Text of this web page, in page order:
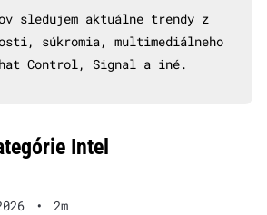
sledujem aktuálne trendy z
súkromia, multimediálneho
Control, Signal a iné.
Intel
•
2m